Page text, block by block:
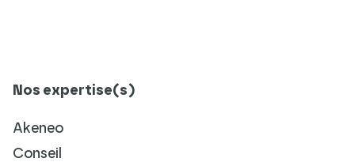
Nos expertise(s)
Akeneo
Conseil